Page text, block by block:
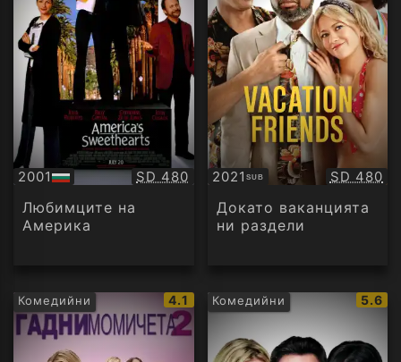
2001
БГ
аудио
Качество:
SD 480
Любимците на
Америка
2021 SUB
Субтитри SD 480
Докато ваканцията
ни раздели
Комедийни
IMDb
рейтинг:
4.1 Комедийни
IMDb
5.6